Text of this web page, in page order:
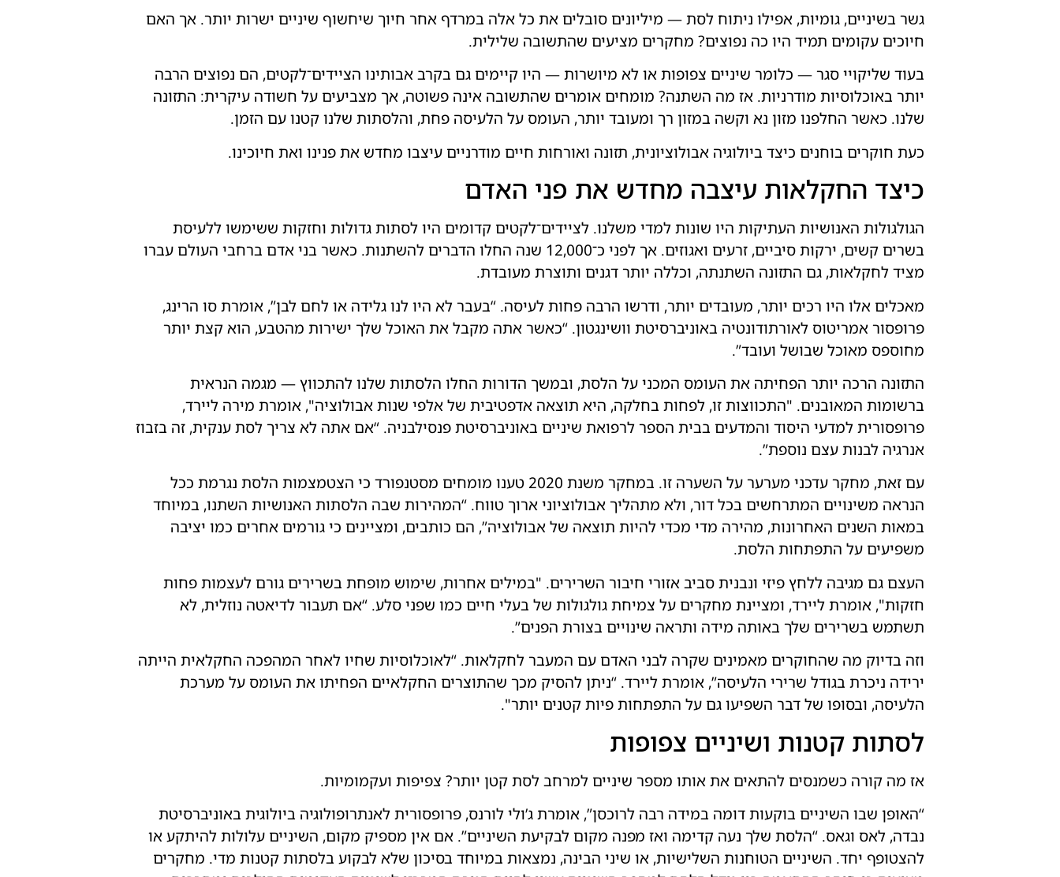
גשר בשיניים, גומיות, אפילו ניתוח לסת — מיליונים סובלים את כל אלה במרדף אחר חיוך שיחשוף שיניים ישרות יותר. אך האם
חיוכים עקומים תמיד היו כה נפוצים? מחקרים מציעים שהתשובה שלילית.
בעוד שליקויי סגר — כלומר שיניים צפופות או לא מיושרות — היו קיימים גם בקרב אבותינו הציידים־לקטים, הם נפוצים הרבה
יותר באוכלוסיות מודרניות. אז מה השתנה? מומחים אומרים שהתשובה אינה פשוטה, אך מצביעים על חשודה עיקרית: התזונה
שלנו. כאשר החלפנו מזון נא וקשה במזון רך ומעובד יותר, העומס על הלעיסה פחת, והלסתות שלנו קטנו עם הזמן.
כעת חוקרים בוחנים כיצד ביולוגיה אבולוציונית, תזונה ואורחות חיים מודרניים עיצבו מחדש את פנינו ואת חיוכינו.
כיצד החקלאות עיצבה מחדש את פני האדם
הגולגולות האנושיות העתיקות היו שונות למדי משלנו. לציידים־לקטים קדומים היו לסתות גדולות וחזקות ששימשו ללעיסת
בשרים קשים, ירקות סיביים, זרעים ואגוזים. אך לפני כ־12,000 שנה החלו הדברים להשתנות. כאשר בני אדם ברחבי העולם עברו
מציד לחקלאות, גם התזונה השתנתה, וכללה יותר דגנים ותוצרת מעובדת.
מאכלים אלו היו רכים יותר, מעובדים יותר, ודרשו הרבה פחות לעיסה. “בעבר לא היו לנו גלידה או לחם לבן”, אומרת סו הרינג,
פרופסור אמריטוס לאורתודונטיה באוניברסיטת וושינגטון. “כאשר אתה מקבל את האוכל שלך ישירות מהטבע, הוא קצת יותר
מחוספס מאוכל שבושל ועובד”.
התזונה הרכה יותר הפחיתה את העומס המכני על הלסת, ובמשך הדורות החלו הלסתות שלנו להתכווץ — מגמה הנראית
ברשומות המאובנים. "התכווצות זו, לפחות בחלקה, היא תוצאה אדפטיבית של אלפי שנות אבולוציה", אומרת מירה ליירד,
פרופסורית למדעי היסוד והמדעים בבית הספר לרפואת שיניים באוניברסיטת פנסילבניה. “אם אתה לא צריך לסת ענקית, זה בזבוז
אנרגיה לבנות עצם נוספת”.
עם זאת, מחקר עדכני מערער על השערה זו. במחקר משנת 2020 טענו מומחים מסטנפורד כי הצטמצמות הלסת נגרמת ככל
הנראה משינויים המתרחשים בכל דור, ולא מתהליך אבולוציוני ארוך טווח. “המהירות שבה הלסתות האנושיות השתנו, במיוחד
במאות השנים האחרונות, מהירה מדי מכדי להיות תוצאה של אבולוציה”, הם כותבים, ומציינים כי גורמים אחרים כמו יציבה
משפיעים על התפתחות הלסת.
העצם גם מגיבה ללחץ פיזי ונבנית סביב אזורי חיבור השרירים. "במילים אחרות, שימוש מופחת בשרירים גורם לעצמות פחות
חזקות", אומרת ליירד, ומציינת מחקרים על צמיחת גולגולות של בעלי חיים כמו שפני סלע. “אם תעבור לדיאטה נוזלית, לא
תשתמש בשרירים שלך באותה מידה ותראה שינויים בצורת הפנים”.
וזה בדיוק מה שהחוקרים מאמינים שקרה לבני האדם עם המעבר לחקלאות. “לאוכלוסיות שחיו לאחר המהפכה החקלאית הייתה
ירידה ניכרת בגודל שרירי הלעיסה”, אומרת ליירד. “ניתן להסיק מכך שהתוצרים החקלאיים הפחיתו את העומס על מערכת
הלעיסה, ובסופו של דבר השפיעו גם על התפתחות פיות קטנים יותר".
לסתות קטנות ושיניים צפופות
אז מה קורה כשמנסים להתאים את אותו מספר שיניים למרחב לסת קטן יותר? צפיפות ועקמומיות.
“האופן שבו השיניים בוקעות דומה במידה רבה לרוכסן”, אומרת ג’ולי לורנס, פרופסורית לאנתרופולוגיה ביולוגית באוניברסיטת
נבדה, לאס וגאס. “הלסת שלך נעה קדימה ואז מפנה מקום לבקיעת השיניים”. אם אין מספיק מקום, השיניים עלולות להיתקע או
להצטופף יחד. השיניים הטוחנות השלישיות, או שיני הבינה, נמצאות במיוחד בסיכון שלא לבקוע בלסתות קטנות מדי. מחקרים